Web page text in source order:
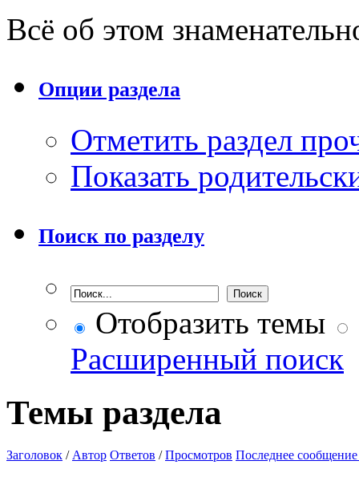
Всё об этом
Опции раздела
Отметить раздел
Показать
Поиск по разделу
Отобразить темы
Расширенный поиск
Темы раздела
Заголовок / Автор Ответов /Просмотров Последнее сообщение